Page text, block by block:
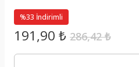
%33 İndirimli
191,90 ₺ 286,42 ₺